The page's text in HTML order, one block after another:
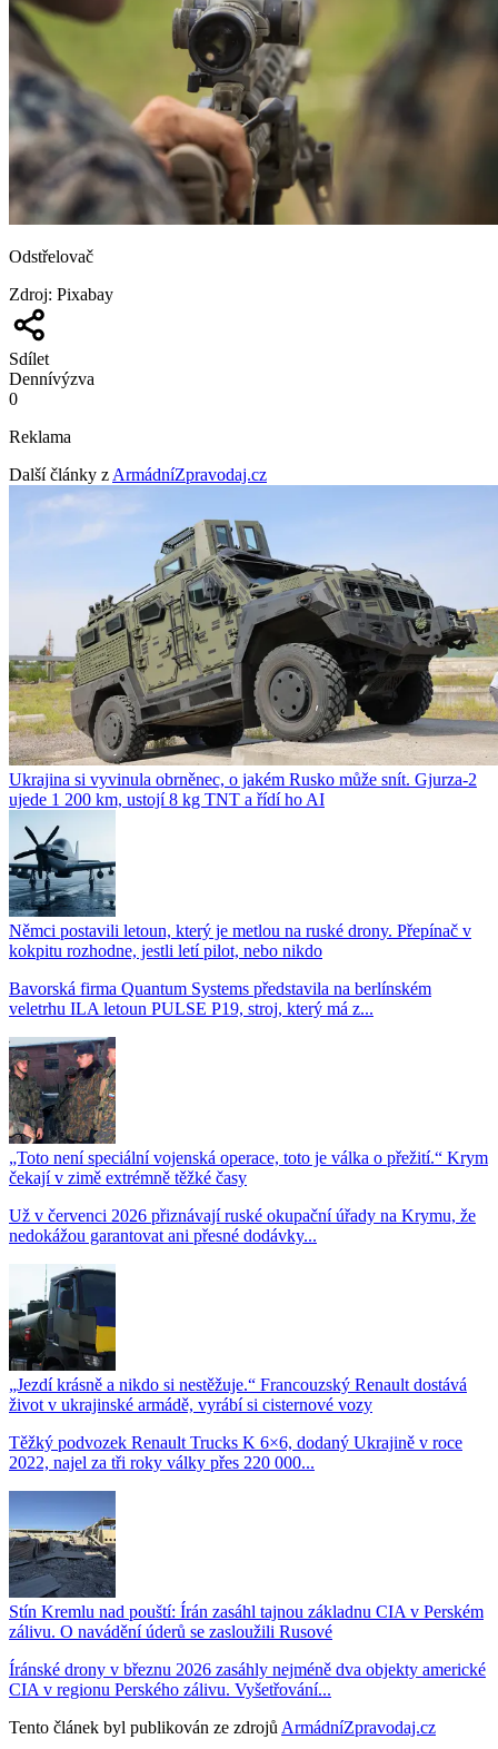
Odstřelovač
Zdroj: Pixabay
Sdílet
Dennívýzva
0
Reklama
Další články z ArmádníZpravodaj.cz
Ukrajina si vyvinula obrněnec, o jakém Rusko může snít. Gjurza-2
ujede 1 200 km, ustojí 8 kg TNT a řídí ho AI
Němci postavili letoun, který je metlou na ruské drony. Přepínač v
kokpitu rozhodne, jestli letí pilot, nebo nikdo
Bavorská firma Quantum Systems představila na berlínském
veletrhu ILA letoun PULSE P19, stroj, který má z...
„Toto není speciální vojenská operace, toto je válka o přežití.“ Krym
čekají v zimě extrémně těžké časy
Už v červenci 2026 přiznávají ruské okupační úřady na Krymu, že
nedokážou garantovat ani přesné dodávky...
„Jezdí krásně a nikdo si nestěžuje.“ Francouzský Renault dostává
život v ukrajinské armádě, vyrábí si cisternové vozy
Těžký podvozek Renault Trucks K 6×6, dodaný Ukrajině v roce
2022, najel za tři roky války přes 220 000...
Stín Kremlu nad pouští: Írán zasáhl tajnou základnu CIA v Perském
zálivu. O navádění úderů se zasloužili Rusové
Íránské drony v březnu 2026 zasáhly nejméně dva objekty americké
CIA v regionu Perského zálivu. Vyšetřování...
Tento článek byl publikován ze zdrojů ArmádníZpravodaj.cz